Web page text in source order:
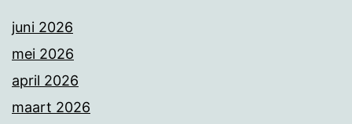
juni 2026
mei 2026
april 2026
maart 2026